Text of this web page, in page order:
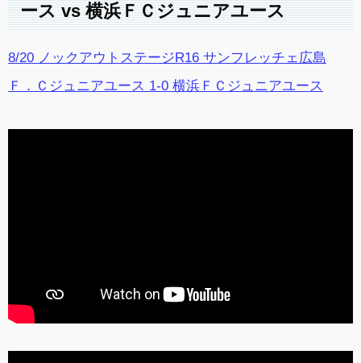
ース vs 横浜ＦＣジュニアユース
8/20 ノックアウトステージR16 サンフレッチェ広島
Ｆ．Ｃジュニアユース 1-0 横浜ＦＣジュニアユース